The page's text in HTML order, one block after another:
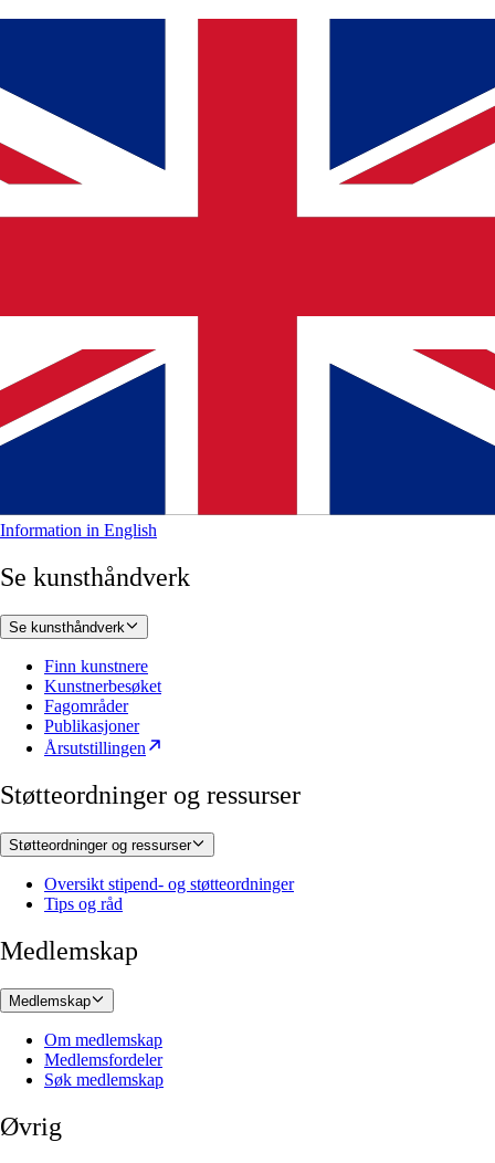
Information in English
Se kunsthåndverk
Se kunsthåndverk
Finn kunstnere
Kunstnerbesøket
Fagområder
Publikasjoner
Årsutstillingen
Støtteordninger og ressurser
Støtteordninger og ressurser
Oversikt stipend- og støtteordninger
Tips og råd
Medlemskap
Medlemskap
Om medlemskap
Medlemsfordeler
Søk medlemskap
Øvrig